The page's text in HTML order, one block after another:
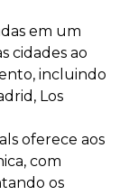
em um
cidades ao
incluindo
Los
oferece aos
com
os